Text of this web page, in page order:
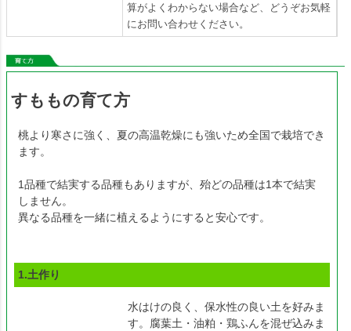
算がよくわからない場合など、どうぞお気軽
にお問い合わせください。
すももの育て方
桃より寒さに強く、夏の高温乾燥にも強いため全国で栽培でき
ます。
1品種で結実する品種もありますが、殆どの品種は1本で結実
しません。
異なる品種を一緒に植えるようにすると安心です。
1.土作り
水はけの良く、保水性の良い土を好みま
す。腐葉土・油粕・鶏ふんを混ぜ込みま